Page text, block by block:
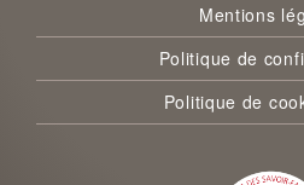
Mentions
Politique de
Politique de